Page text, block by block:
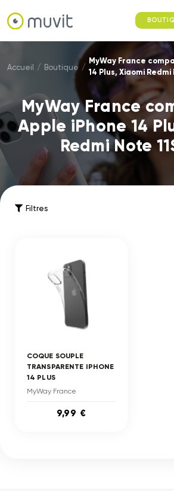
Accueil / Boutique /
MyWay France
14 Plus, Xiaomi Redmi
MyWay France
Apple iPhone 14
Redmi Note
Filtres
COQUE SOUPLE
TRANSPARENTE IPHONE
14 PLUS
MyWay France
9,99 €